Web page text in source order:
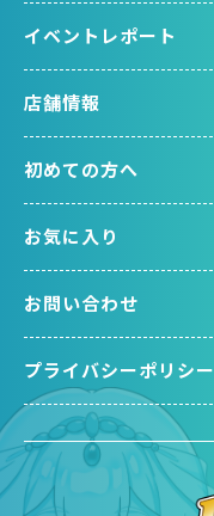
イベントレポート
店舗情報
初めての方へ
お気に入り
お問い合わせ
プライバシーポリシー